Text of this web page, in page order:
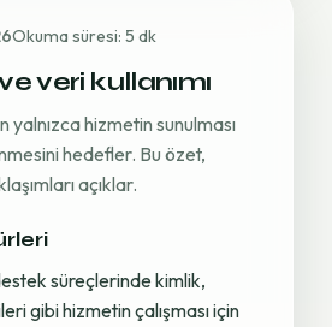
Okuma süresi: 5 dk
veri kullanımı
hizmetin sunulması
hedefler. Bu özet,
açıklar.
süreçlerinde kimlik,
gibi hizmetin çalışması için